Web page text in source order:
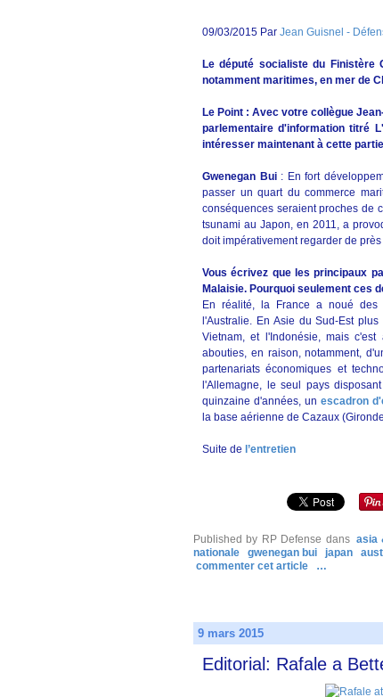
09/03/2015 Par Jean Guisnel -
Le député socialiste du
notamment maritimes, en mer de
Le Point : Avec votre collègue
parlementaire d'information titré
intéresser maintenant à cette
Gwenegan Bui: En fort
passer un quart du commerce
conséquences seraient proches de
tsunami au Japon, en 2011, a
doit impérativement regarder de
Vous écrivez que les principaux
Malaisie. Pourquoi seulement ces
En réalité, la France a noué des
l'Australie. En Asie du Sud-Est
Vietnam, et l'Indonésie, mais
abouties, en raison, notamment,
partenariats économiques et
l'Allemagne, le seul pays
quinzaine d'années, un escadron
la base aérienne de Cazaux
Suite de l’entretien
Published by RP Defense dans asia
nationale
gwenegan bui japan
commenter cet article
…
9 mars 2015
Editorial: Rafale a